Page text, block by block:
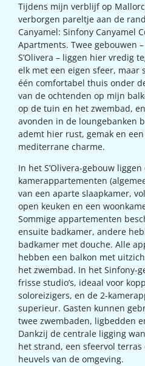
Tijdens mijn verblijf op
verborgen pareltje aan de
Canyamel: Sinfony Canyamel
Apartments. Twee gebouwen
S’Olivera – liggen hier vredig
elk met een eigen sfeer, maar
één comfortabel thuis onder
van de ochtenden op mijn
op de tuin en het zwembad,
avonden in de loungebanken
ademt hier rust, gemak en
mediterrane charme.
In het S’Olivera-gebouw
kamerappartementen
van een aparte slaapkamer,
open keuken en een
Sommige appartementen
ensuite badkamer, andere
badkamer met douche. Alle
hebben een balkon met
het zwembad. In het Sinfony-
frisse studio’s, ideaal voor
soloreizigers, en de 2-
superieur. Gasten kunnen
twee zwembaden, ligbedden
Dankzij de centrale ligging
het strand, een sfeervol terras
heuvels van de omgeving.